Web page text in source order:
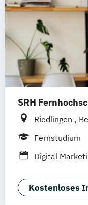
SRH
Riedlingen
Hamburg
Mannheim
Frankfurt am
Fernstudium
Digital
Global
Master of
Kostenloses